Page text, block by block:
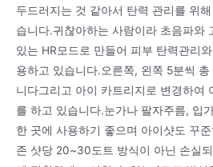
두드러지는 것 같아서 탄력 관리를 위
습니다.귀찮아하는 사람이라 초음파와
있는 HR모드로 만들어 피부 탄력관리
용하고 있습니다.오른쪽, 왼쪽 5분씩
니다그리고 아이 카트리지로 변경하여
를 하고 있습니다.눈가나 팔자주름, 입
한 곳에 사용하기 좋으며 아이샷도 꾸
존 샷당 20~30도트 방식이 아닌 손실